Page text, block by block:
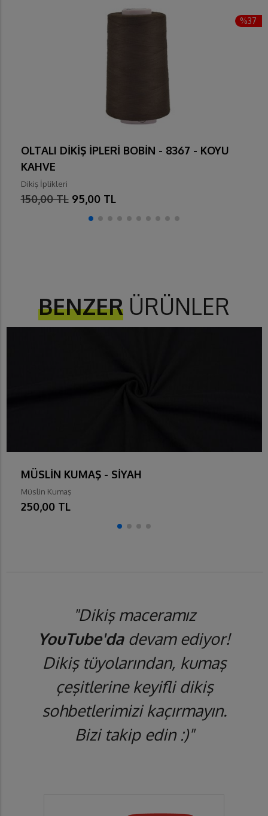
%37
OLTALI DİKİŞ İPLERİ BOBİN - 8367 - KOYU
KAHVE
Dikiş İplikleri
150,00 TL 95,00 TL
BENZER ÜRÜNLER
MÜSLİN KUMAŞ - SİYAH
Müslin Kumaş
250,00 TL
"Dikiş maceramız
YouTube'dadevam ediyor!
Dikiş tüyolarından, kumaş
çeşitlerine keyifli dikiş
sohbetlerimizi kaçırmayın.
Bizi takip edin :)"